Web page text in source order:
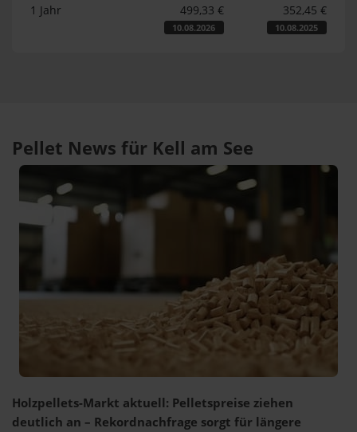
1 Jahr 499,33 €
10.08.2026
352,45 €
10.08.2025
Pellet News für Kell am See
Holzpellets-Markt aktuell: Pelletspreise ziehen
deutlich an – Rekordnachfrage sorgt für längere